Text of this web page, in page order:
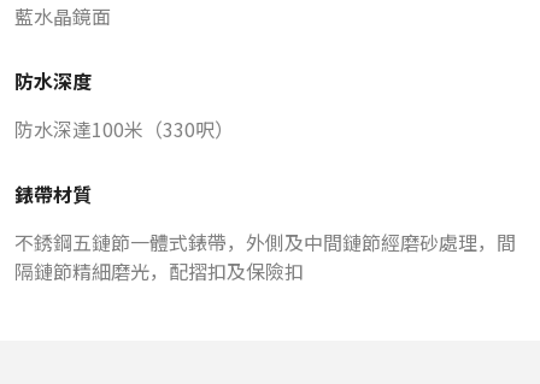
藍水晶鏡面
防水深度
防水深達100米（330呎）
錶帶材質
不銹鋼五鏈節一體式錶帶，外側及中間鏈節經磨砂處理，間
隔鏈節精細磨光，配摺扣及保險扣